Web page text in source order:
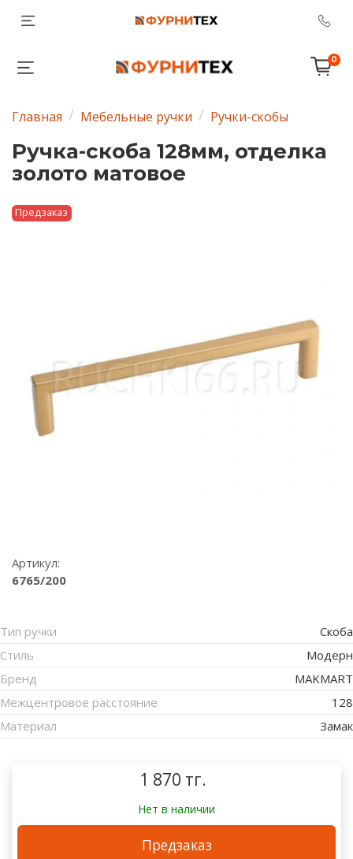
0
Главная Мебельные ручки Ручки-скобы
Ручка-скоба 128мм, отделка
золото матовое
Предзаказ
Артикул:
6765/200
Тип ручки
Скоба
Стиль
Модерн
Бренд
MAKMART
Межцентровое расстояние
128
Материал
Замак
1 870 тг.
Нет в наличии
Предзаказ